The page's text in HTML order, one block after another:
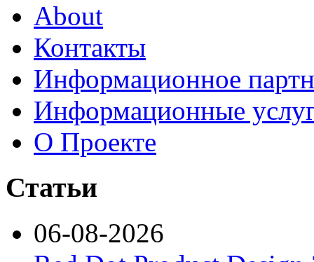
About
Контакты
Информационное
Информационные
О Проекте
Статьи
06-08-2026